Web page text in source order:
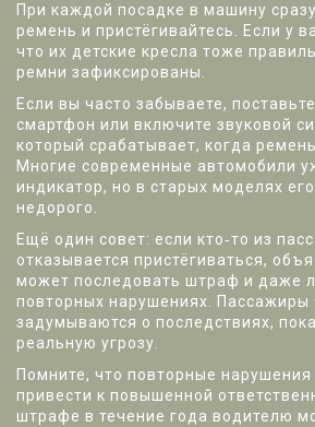
При каждой посадке в машину
ремень и пристёгивайтесь. Если у
что их детские кресла тоже
ремни зафиксированы.
Если вы часто забываете,
смартфон или включите звуковой
который срабатывает, когда ремень
Многие современные автомобили
индикатор, но в старых моделях
недорого.
Ещё один совет: если кто‑то из
отказывается пристёгиваться,
может последовать штраф и даже
повторных нарушениях. Пассажиры
задумываются о последствиях,
реальную угрозу.
Помните, что повторные
привести к повышенной
штрафе в течение года водителю